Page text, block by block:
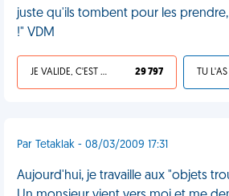
juste qu'ils tombent pour les
!" VDM
JE VALIDE, C'EST UNE VDM 29 797
Par Tetaklak - 08/03/2009 17:31
Aujourd'hui, je travaille aux "objets